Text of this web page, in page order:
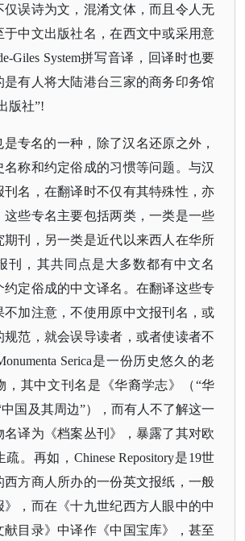
仅误诗为文，混淆文体，而且令人无
于中文出版社名，在西文中或采用意
Giles System拼写音译，回译时也要
是有人将大陆港台三家的商务印务馆
版社”!
专名的一种，除了汉名还原之外，
称和约定俗成的习惯等问题。与汉
刊名，在翻译时不仅有其特殊性，亦
这些专名主要包括两类，一类是一些
期刊，另一类是近代以来西人在华所
刊，其共同点是大多数都有中文名
约定俗成的中文译名。在翻译这些专
不加注意，不使用原中文报刊名，或
规范，就会误导读者，或者使读者不
Serica是一份历史悠久的老
，其中文刊名是《华裔学志》（“华
国及其周边”），而有人不了解这一
名译为《档案丛刊》，暴露了其对欧
。再如，Chinese Repository是19世
西方商人所办的一份英文报纸，一般
，而在《十九世纪西方人眼中的中
献目录》中译作《中国宝库》，甚至